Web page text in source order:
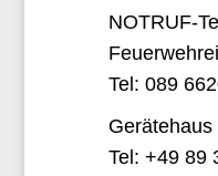
NOTRUF-
Tel: 089
Gerätehaus
Tel: +49 89